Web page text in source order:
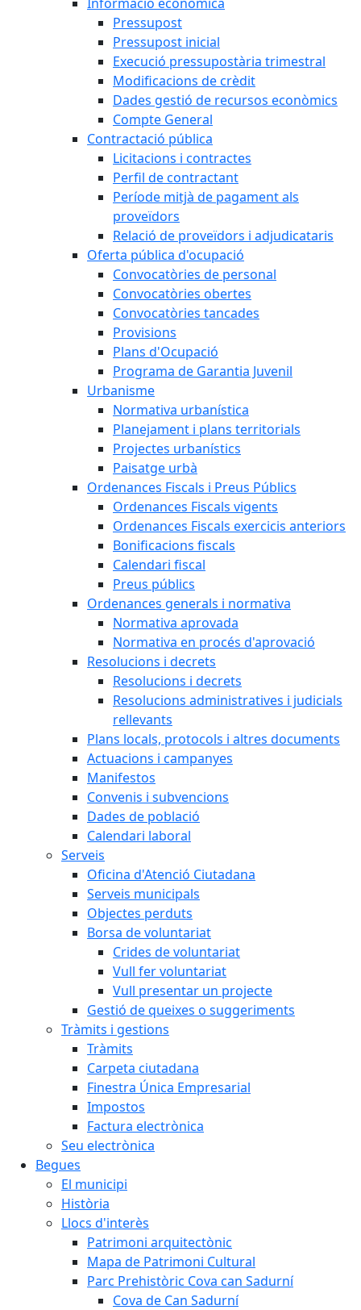
Pressupost
Pressupost inicial
Execució pressupostària trimestral
Modificacions de crèdit
Dades gestió de recursos econòmics
Compte General
Contractació pública
Licitacions i contractes
Perfil de contractant
Període mitjà de pagament als
proveïdors
Relació de proveïdors i adjudicataris
Oferta pública d'ocupació
Convocatòries de personal
Convocatòries obertes
Convocatòries tancades
Provisions
Plans d'Ocupació
Programa de Garantia Juvenil
Urbanisme
Normativa urbanística
Planejament i plans territorials
Projectes urbanístics
Paisatge urbà
Ordenances Fiscals i Preus Públics
Ordenances Fiscals vigents
Ordenances Fiscals exercicis anteriors
Bonificacions fiscals
Calendari fiscal
Preus públics
Ordenances generals i normativa
Normativa aprovada
Normativa en procés d'aprovació
Resolucions i decrets
Resolucions i decrets
Resolucions administratives i judicials
rellevants
Plans locals, protocols i altres documents
Actuacions i campanyes
Manifestos
Convenis i subvencions
Dades de població
Calendari laboral
Serveis
Oficina d'Atenció Ciutadana
Serveis municipals
Objectes perduts
Borsa de voluntariat
Crides de voluntariat
Vull fer voluntariat
Vull presentar un projecte
Gestió de queixes o suggeriments
Tràmits i gestions
Tràmits
Carpeta ciutadana
Finestra Única Empresarial
Impostos
Factura electrònica
Seu electrònica
Begues
El municipi
Història
Llocs d'interès
Patrimoni arquitectònic
Mapa de Patrimoni Cultural
Parc Prehistòric Cova can Sadurní
Cova de Can Sadurní